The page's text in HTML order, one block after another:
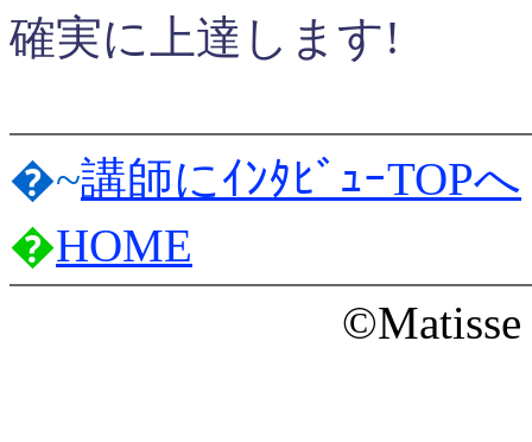
確実に上達します!
�~講師にｲﾝﾀﾋﾞｭｰTOPへ
�HOME